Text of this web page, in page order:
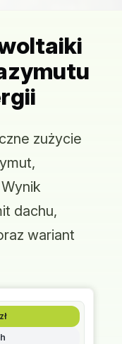
zużycie
dachu,
wariant